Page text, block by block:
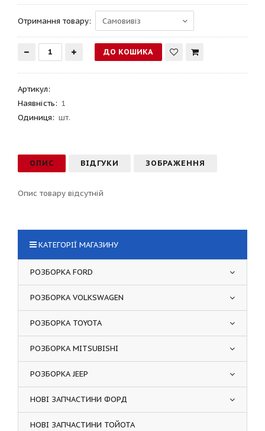
Отримання товару:
Артикул:
Наявність: 1
Одиниця: шт.
ОПИС ВІДГУКИ ЗОБРАЖЕННЯ
Опис товару відсутній
КАТЕГОРІЇ МАГАЗИНУ
РОЗБОРКА FORD
РОЗБОРКА VOLKSWAGEN
РОЗБОРКА TOYOTA
РОЗБОРКА MITSUBISHI
РОЗБОРКА JEEP
НОВІ ЗАПЧАСТИНИ ФОРД
НОВІ ЗАПЧАСТИНИ ТОЙОТА